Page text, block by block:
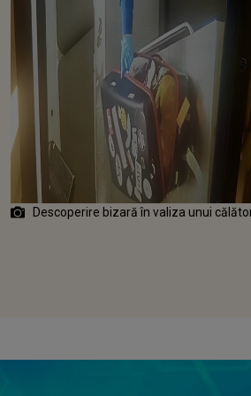
Descoperire bizară în valiza unui